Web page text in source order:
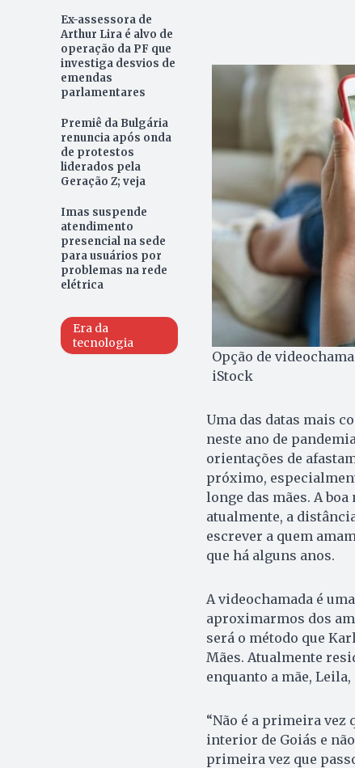
Ex-assessora de
Arthur Lira é alvo de
operação da PF que
investiga desvios de
emendas
parlamentares
Premiê da Bulgária
renuncia após onda
de protestos
liderados pela
Geração Z; veja
Imas suspende
atendimento
presencial na sede
para usuários por
problemas na rede
elétrica
Era da
tecnologia
Opção de
iStock
Uma das datas mais
neste ano de
orientações de
próximo,
longe das mães. A
atualmente, a
escrever a quem
que há alguns anos.
A videochamada é
aproximarmos dos
será o método que
Mães. Atualmente
enquanto a mãe,
“Não é a primeira vez
interior de Goiás e
primeira vez que